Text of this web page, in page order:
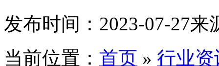
发布时间：2023-07-27来
当前位置： 首页 » 行业资